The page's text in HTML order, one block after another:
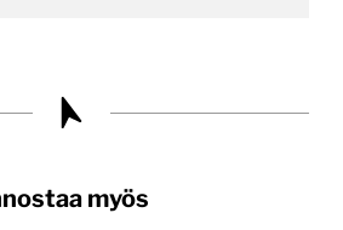
myös